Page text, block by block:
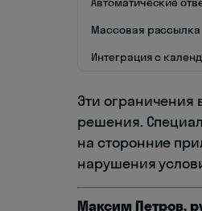
Массовая рассылка
Интеграция с
Эти ограничения
решения.
на сторонние
нарушения
Максим Петров,